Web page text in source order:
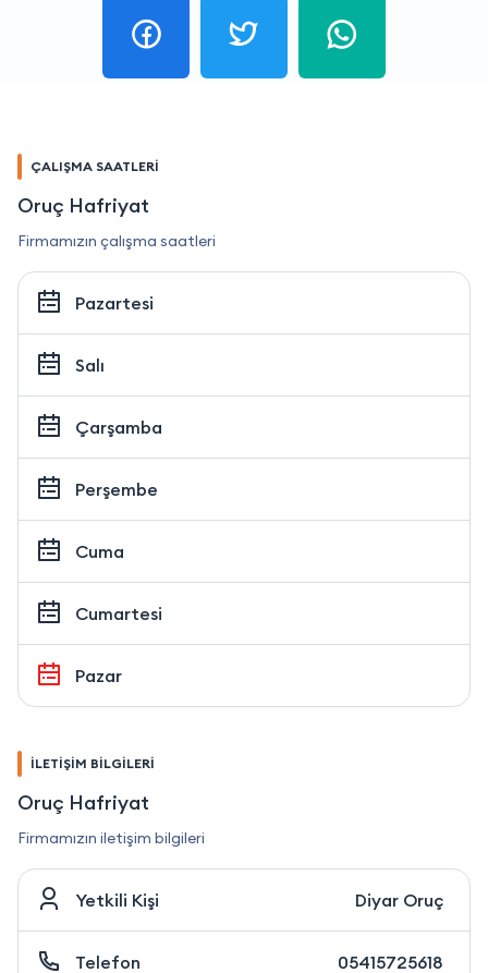
ÇALIŞMA SAATLERİ
Oruç Hafriyat
Firmamızın çalışma saatleri
Pazartesi
Salı
Çarşamba
Perşembe
Cuma
Cumartesi
Pazar
İLETİŞİM BİLGİLERİ
Oruç Hafriyat
Firmamızın iletişim bilgileri
Yetkili Kişi Diyar Oruç
Telefon 05415725618